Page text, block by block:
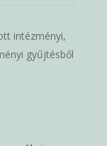
intézményi,
gyűjtésből